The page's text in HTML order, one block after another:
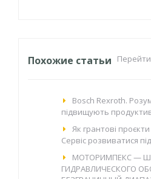
Похожие статьи
Bosch Rexroth.
підвищують
Як грантові
Сервіс розвиватися
МОТОРИМПЕКС —
ГИДРАВЛИЧЕСКОГО